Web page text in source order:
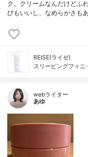
ク。クリームなんだけどふ
びもいいし、なめらかさも
REISE(ライゼ)
スリーピングフィニ
webライター
あゆ